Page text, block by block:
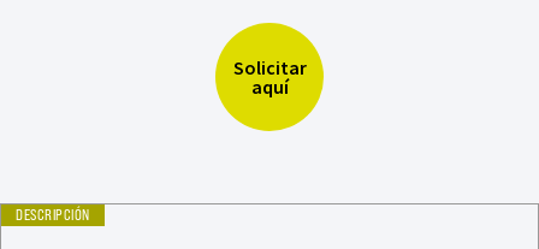
Solicitar
aquí
DESCRIPCIÓN